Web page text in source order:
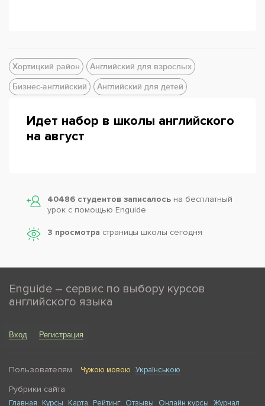
Хортицкий район
Английский для взрослых
Бизнес-английский
Английский для детей
Идет набор в школы английского
на август
40486 студентов записалось на бесплатный
урок с помощью Enguide
3 просмотра страницы школы сегодня
Enguide – сервис по выбору курсов
английского языка
Вход Регистрация
Пользователям Чужою мовою Українською
Рубрики сайта
Главная Курсы Карта Рейтинг Отзывы Онлайн курсы Журнал